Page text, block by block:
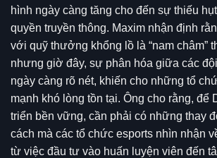
hình ngày càng tăng cho đến sự thiếu
quyền truyền thông. Maxim nhận định
với quỹ thưởng khổng lồ là “nam châm”
nhưng giờ đây, sự phân hóa giữa các
ngày càng rõ nét, khiến cho những tổ
mạnh khó lòng tồn tại. Ông cho rằng, để
triển bền vững, cần phải có những thay
cách mà các tổ chức esports nhìn nhận
từ việc đầu tư vào huấn luyện viên đến